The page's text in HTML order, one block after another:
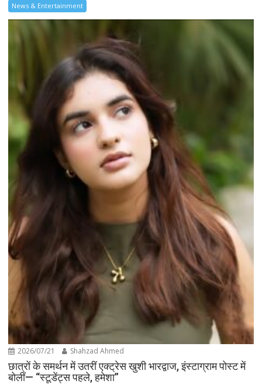
News & Entertainment
2026/07/21 Shahzad Ahmed
छात्रों के समर्थन में उतरीं एक्ट्रेस खुशी भारद्वाज, इंस्टाग्राम पोस्ट में
बोलीं— “स्टूडेंट्स पहले, हमेशा”